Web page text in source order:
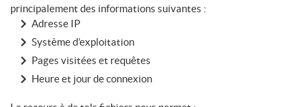
principalement des informations suivantes :
Adresse IP
Système d’exploitation
Pages visitées et requêtes
Heure et jour de connexion